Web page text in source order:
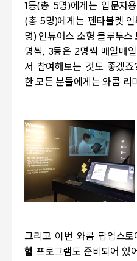
1등(총 5명)에게는 입문자
(총 5명)에게는 펜타블렛
명) 인튜어스 소형 블루투스
명씩, 3등은 2명씩 매일매
서 참여해보는 것도 좋겠죠
한 모든 분들에게는 와콤 리
그리고 이번 와콤 팝업스토
험 프로그램도 준비되어 있